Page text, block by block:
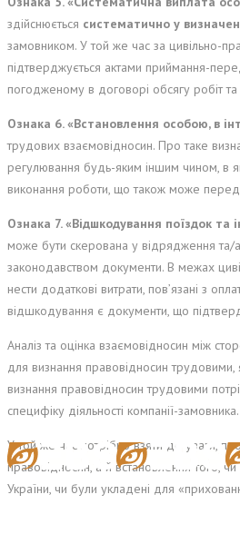
здійснюється систематично у
замовником. У той же час за цивільно-
підтверджується актами приймання-
погодженому в договорі обсягу робіт
Ознака 6. «Встановлення особою, в
трудових взаємовідносин. Про таке
регулювання будь-яким іншим чином, в
виконання роботи, що також може
Ознака 7. «Відшкодування поїздок та
може бути скерована у відрядження та/
законодавством документи. В межах
нести додаткові витрати, пов’язані з
відшкодування є документи, що
Аналіз та оцінка взаємовідносин між
для визнання правовідносин трудовими,
визнання правовідносин трудовими
специфіку діяльності компанії-замовника.
У той же час потрібно взяти до уваги,
правовідносин, а й встановлення того,
України, чи були укладені для